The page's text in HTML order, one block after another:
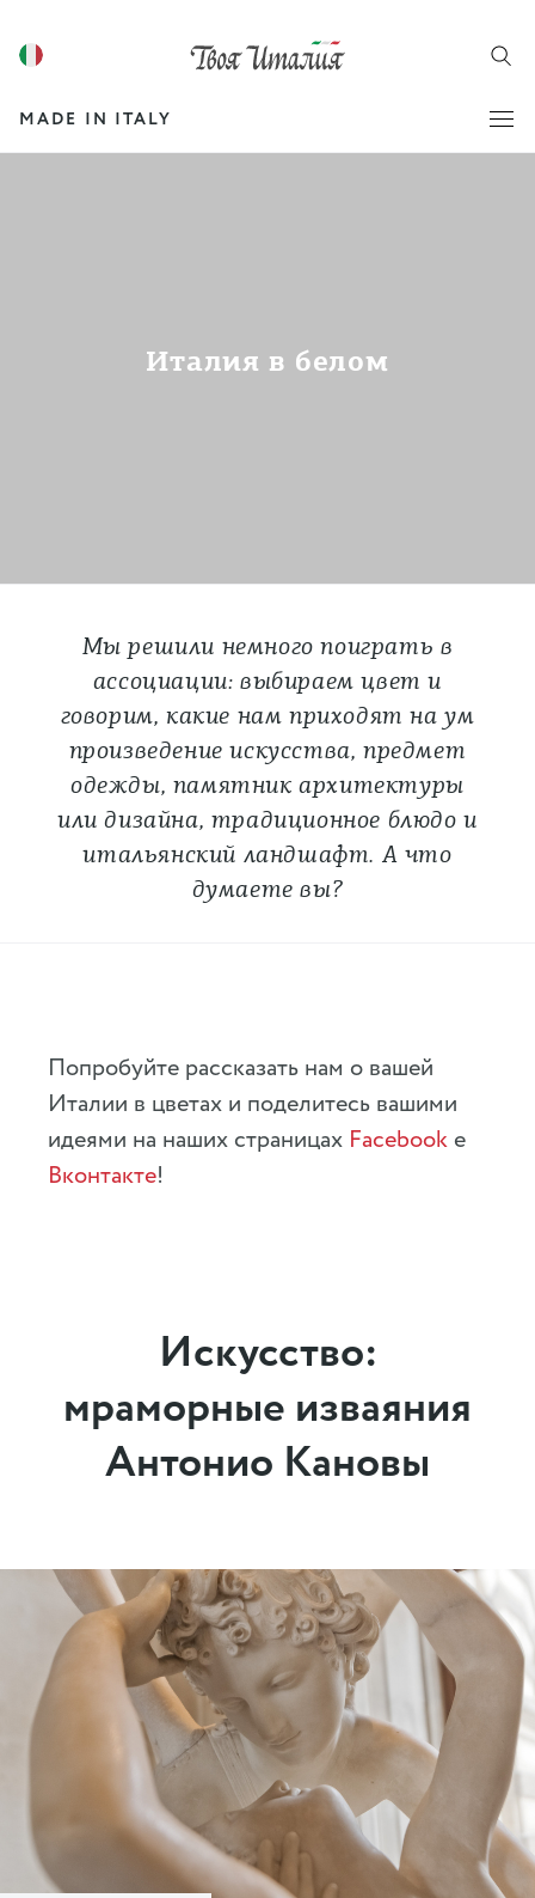
MADE IN ITALY
Италия в белом
Мы решили немного поиграть в
ассоциации: выбираем цвет и
говорим, какие нам приходят на ум
произведение искусства, предмет
одежды, памятник архитектуры
или дизайна, традиционное блюдо и
итальянский ландшафт. А что
думаете вы?
Попробуйте рассказать нам о вашей
Италии в цветах и поделитесь вашими
идеями на наших страницах Facebooke
Вконтакте!
Искусство:
мраморные изваяния
Антонио Кановы